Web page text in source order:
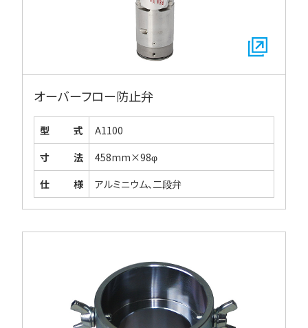
オーバーフロー防止弁
型式
A1100
寸法
458mm×98φ
仕様
アルミニウム、二段弁